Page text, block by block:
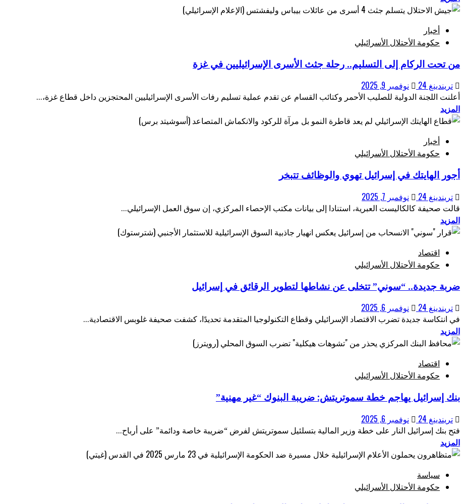
أخبار
حكومة الأحتلال الأسرائيلي
من تحت الركام إلى التسليم.. رحلة جثث الأسرى الإسرائيليين في غزة
تريندينغ 24 نوفمبر 9, 2025
أعلنت اللجنة الدولية للصليب الأحمر وكتائب القسام عن تقدم عملية تسليم رفات الأسرى الإسرائيليين المحتجزين داخل قطاع غزة،...
المزيد
أخبار
حكومة الأحتلال الأسرائيلي
أجور الهايتك في إسرائيل تهوي والوظائف تتبخر
تريندينغ 24 نوفمبر 7, 2025
قالت صحيفة كالكاليست العبرية، استنادا إلى بيانات مكتب الإحصاء المركزي، إن سوق العمل الإسرائيلي...
المزيد
اقتصاد
حكومة الأحتلال الأسرائيلي
ضربة جديدة.. “سوني” تتخلى عن نشاطها لتطوير الرقائق في إسرائيل
تريندينغ 24 نوفمبر 6, 2025
في انتكاسة جديدة تضرب الاقتصاد الإسرائيلي وقطاع التكنولوجيا المتقدمة تحديدًا، كشفت صحيفة غلوبس الاقتصادية...
المزيد
اقتصاد
حكومة الأحتلال الأسرائيلي
بنك إسرائيل يهاجم خطة سموتريتش: ضريبة البنوك “غير مهنية”
تريندينغ 24 نوفمبر 6, 2025
فتح بنك إسرائيل النار على خطة وزير المالية بتسلئيل سموتريتش لفرض “ضريبة خاصة ودائمة” على أرباح...
المزيد
سياسة
حكومة الأحتلال الأسرائيلي